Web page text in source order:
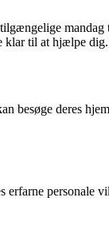
klar til at hjælpe dig.
deres